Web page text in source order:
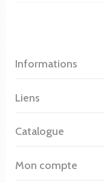
Informations
Liens
Catalogue
Mon compte